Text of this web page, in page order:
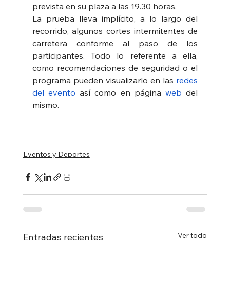
prevista en su plaza a las 19.30 horas.
La prueba lleva implícito, a lo largo del
recorrido, algunos cortes intermitentes de
carretera conforme al paso de los
participantes. Todo lo referente a ella,
como recomendaciones de seguridad o el
programa pueden visualizarlo en las redes
del evento así como en página web del
mismo.
Eventos y Deportes
Entradas recientes Ver todo